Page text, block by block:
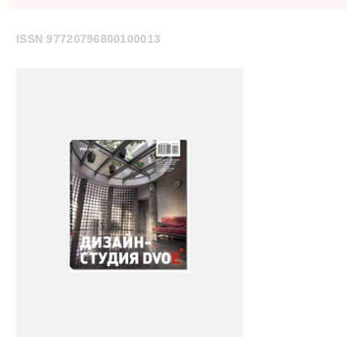
ISSN 97720796800100013